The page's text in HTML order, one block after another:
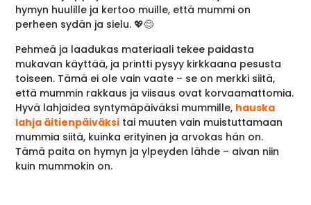
hymyn huulille ja kertoo muille, että mummi on
perheen sydän ja sielu. 💖😊
Pehmeä ja laadukas materiaali tekee paidasta
mukavan käyttää, ja printti pysyy kirkkaana pesusta
toiseen. Tämä ei ole vain vaate – se on merkki siitä,
että mummin rakkaus ja viisaus ovat korvaamattomia.
Hyvä lahjaidea syntymäpäiväksi mummille, hauska
lahja äitienpäiväksi tai muuten vain muistuttamaan
mummia siitä, kuinka erityinen ja arvokas hän on.
Tämä paita on hymyn ja ylpeyden lähde – aivan niin
kuin mummokin on.